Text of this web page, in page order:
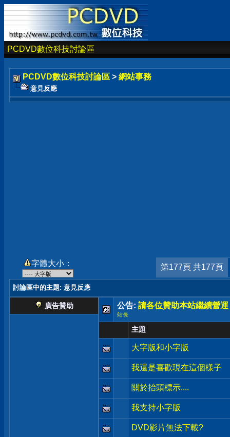
PCDVD數位科技討論區
PCDVD數位科技討論區 > 網站事務
意見反應
字體大小： 第177頁 共177頁
討論區中的主題: 意見反應
廣告贊助 公告: 請各位贊助本站繼續營運
站長
主題
大字版和小字版
我還是喜歡現在這個樣子
關於抬頭標示....
我支持小字版
DVD影片無法下載?